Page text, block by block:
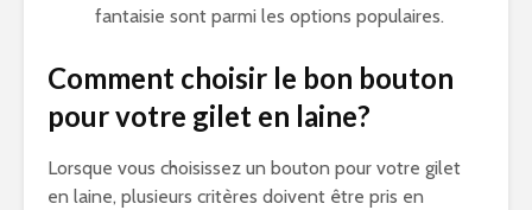
fantaisie sont parmi les options populaires.
Comment choisir le bon bouton
pour votre gilet en laine?
Lorsque vous choisissez un bouton pour votre gilet
en laine, plusieurs critères doivent être pris en